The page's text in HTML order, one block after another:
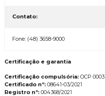
Contato:
Fone: (48) 3658-9000
Certificação e garantia
Certificação compulsória:OCP 0003
Certificado nº:08641-03/2021
Registro nº:004368/2021